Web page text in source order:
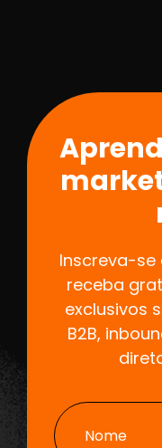
Inscreva-se
receba
exclusivos
B2B,
Nome